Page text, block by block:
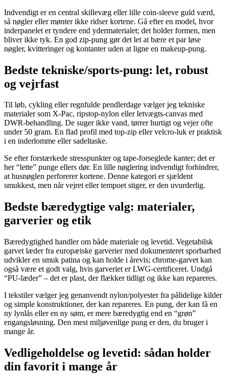
Indvendigt er en central skillevæg eller lille coin-sleeve guld værd,
så nøgler eller mønter ikke ridser kortene. Gå efter en model, hvor
inderpanelet er tyndere end ydermaterialet; det holder formen, men
bliver ikke tyk. En god zip-pung gør det let at bære et par løse
nøgler, kvitteringer og kontanter uden at ligne en makeup-pung.
Bedste tekniske/sports-pung: let, robust
og vejrfast
Til løb, cykling eller regnfulde pendlerdage vælger jeg tekniske
materialer som X-Pac, ripstop-nylon eller letvægts-canvas med
DWR-behandling. De suger ikke vand, tørrer hurtigt og vejer ofte
under 50 gram. En flad profil med top-zip eller velcro-luk er praktisk
i en inderlomme eller sadeltaske.
Se efter forstærkede stresspunkter og tape-forseglede kanter; det er
her “lette” punge ellers dør. En lille nøglering indvendigt forhindrer,
at husnøglen perforerer kortene. Denne kategori er sjældent
smukkest, men når vejret eller tempoet stiger, er den uvurderlig.
Bedste bæredygtige valg: materialer,
garverier og etik
Bæredygtighed handler om både materiale og levetid. Vegetabilsk
garvet læder fra europæiske garverier med dokumenteret sporbarhed
udvikler en smuk patina og kan holde i årevis; chrome-garvet kan
også være et godt valg, hvis garveriet er LWG-certificeret. Undgå
“PU-læder” – det er plast, der flækker tidligt og ikke kan repareres.
I tekstiler vælger jeg genanvendt nylon/polyester fra pålidelige kilder
og simple konstruktioner, der kan repareres. En pung, der kan få en
ny lynlås eller en ny søm, er mere bæredygtig end en “grøn”
engangsløsning. Den mest miljøvenlige pung er den, du bruger i
mange år.
Vedligeholdelse og levetid: sådan holder
din favorit i mange år